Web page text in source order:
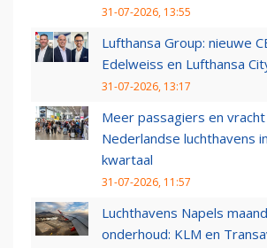
31-07-2026, 13:55
Lufthansa Group: nieuwe
Edelweiss en Lufthansa
31-07-2026, 13:17
Meer passagiers en
Nederlandse luchthavens
kwartaal
31-07-2026, 11:57
Luchthavens Napels
onderhoud: KLM en